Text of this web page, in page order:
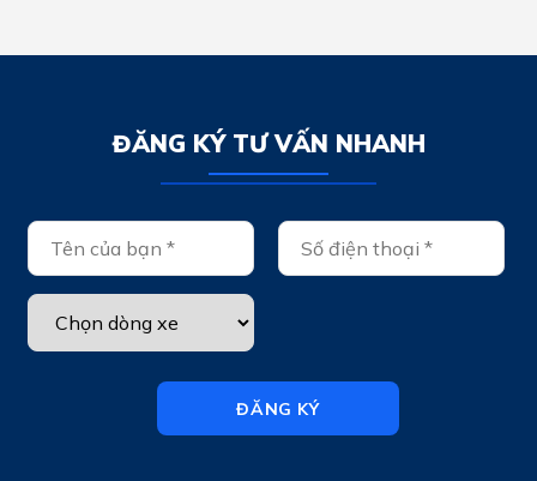
ĐĂNG KÝ TƯ VẤN NHANH
ĐĂNG KÝ